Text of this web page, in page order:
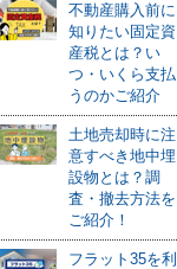
不動産購入前に
知りたい固定資
産税とは？い
つ・いくら支払
うのかご紹介
土地売却時に注
意すべき地中埋
設物とは？調
査・撤去方法を
ご紹介！
フラット35を利